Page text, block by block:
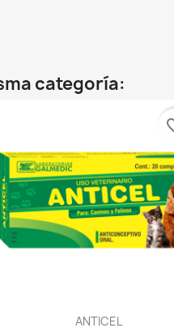
categoría:
Vista rápida
ANTICEL